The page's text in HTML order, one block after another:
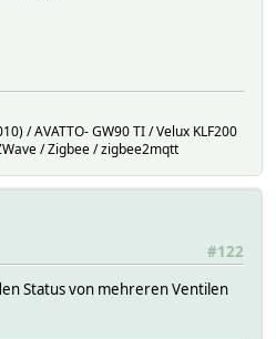
/ AVATTO- GW90 TI / Velux KLF200
/ Zigbee / zigbee2mqtt
#122
Status von mehreren Ventilen